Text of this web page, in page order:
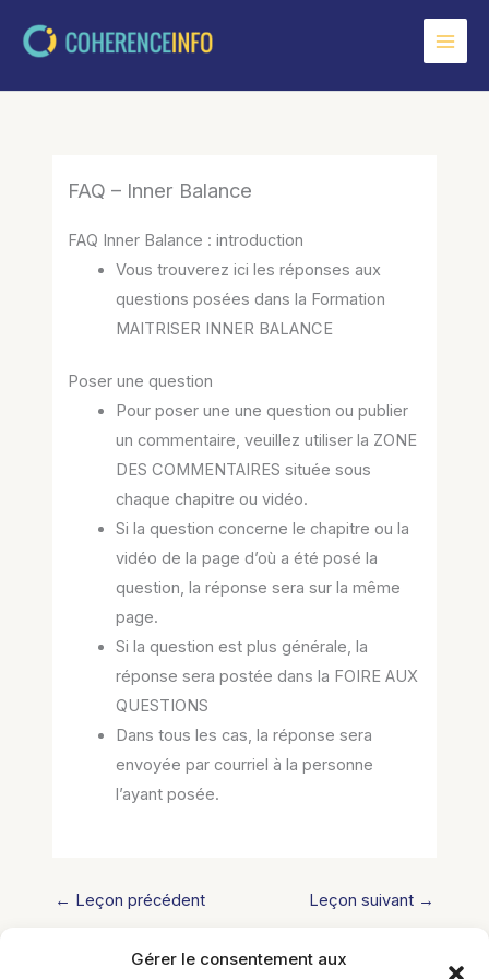
Gérer le consentement aux
FAQ – Inner Balance
FAQ Inner Balance : introduction
Vous trouverez ici les réponses aux
questions posées dans la Formation
MAITRISER INNER BALANCE
Poser une question
Pour poser une une question ou publier
un commentaire, veuillez utiliser la ZONE
DES COMMENTAIRES située sous
chaque chapitre ou vidéo.
Si la question concerne le chapitre ou la
vidéo de la page d’où a été posé la
question, la réponse sera sur la même
page.
Si la question est plus générale, la
réponse sera postée dans la FOIRE AUX
QUESTIONS
Dans tous les cas, la réponse sera
envoyée par courriel à la personne
l’ayant posée.
← Leçon précédent Leçon suivant →